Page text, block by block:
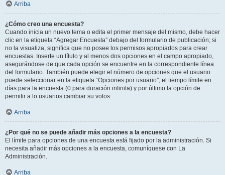
Arriba
¿Cómo creo una encuesta?
Cuando inicia un nuevo tema o edita el primer mensaje del mismo, debe hacer
clic en la etiqueta “Agregar Encuesta” debajo del formulario de publicación; si
no la visualiza, significa que no posee los permisos apropiados para crear
encuestas. Inserte un título y al menos dos opciones en el campo apropiado,
asegurándose de que cada opción se encuentre en la correspondiente línea
del formulario. También puede elegir el número de opciones que el usuario
puede seleccionar en la etiqueta “Opciones por usuario”, el tiempo límite en
días para la encuesta (0 para duración infinita) y por último la opción de
permitir a lo usuarios cambiar su votos.
Arriba
¿Por qué no se puede añadir más opciones a la encuesta?
El límite para opciones de una encuesta está fijado por la administración. Si
necesita añadir más opciones a la encuesta, comuníquese con La
Administración.
Arriba